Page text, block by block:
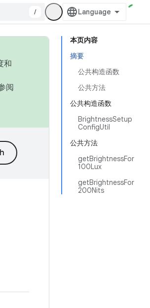
/
本页内容
摘要
公共构造函数
公共方法
公共构造函数
BrightnessSetup
ConfigUtil
公共方法
getBrightnessFor
100Lux
getBrightnessFor
200Nits
和
阅